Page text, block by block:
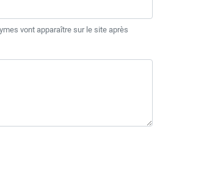
vont apparaître sur le site après